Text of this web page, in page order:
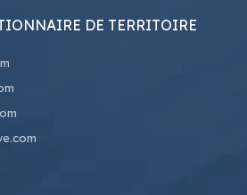
DE TERRITOIRE